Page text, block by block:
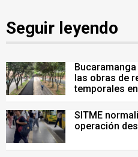
Seguir leyendo
las obras de
temporales
SITME
operación